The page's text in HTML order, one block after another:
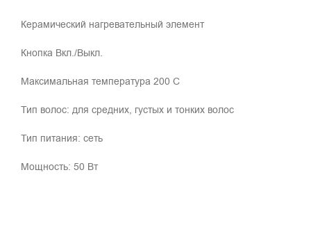
Керамический нагревательный элемент
Кнопка Вкл./Выкл.
Максимальная температура 200 С
Тип волос: для средних, густых и тонких волос
Тип питания: сеть
Мощность: 50 Вт